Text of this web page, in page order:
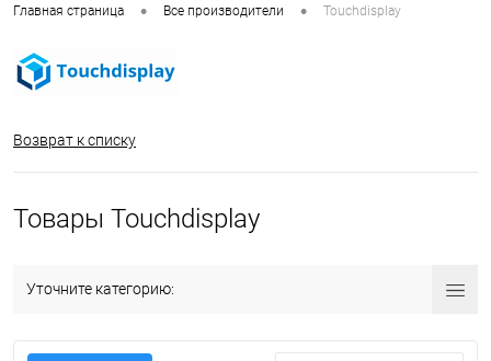
Главная страница • Все производители • Touchdisplay
Возврат к списку
Товары Touchdisplay
Уточните категорию: